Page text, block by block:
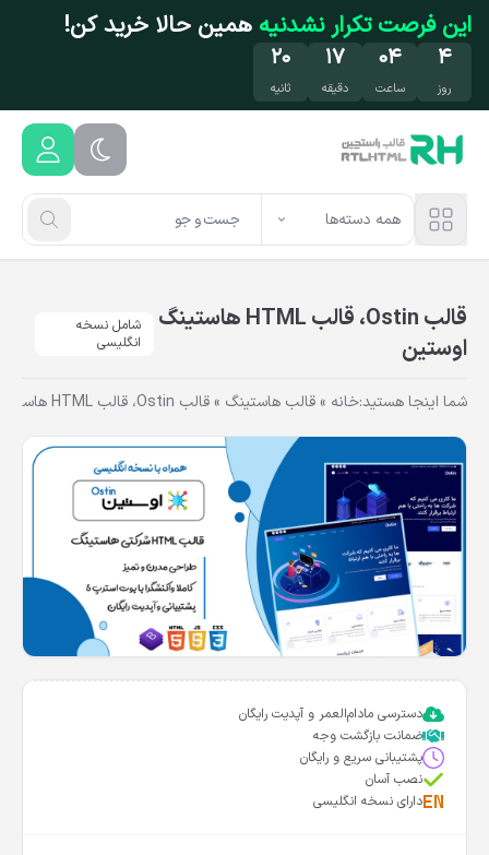
رفتن به محتوای اصلی
این فرصت تکرار نشدنیه همین حالا خرید کن!
۴
روز
۰۴
ساعت
۱۷
دقیقه
۱۹
ثانیه
همه دسته‌ها
قالب Ostin، قالب HTML هاستینگ
اوستین
شامل نسخه
انگلیسی
شما اینجا هستید:خانه »قالب هاستینگ »قالب Ostin، قالب HTML هاستینگ اوستین
دسترسی مادام‌العمر و آپدیت رایگان
ضمانت بازگشت وجه
پشتیبانی سریع و رایگان
نصب آسان
دارای نسخه انگلیسی